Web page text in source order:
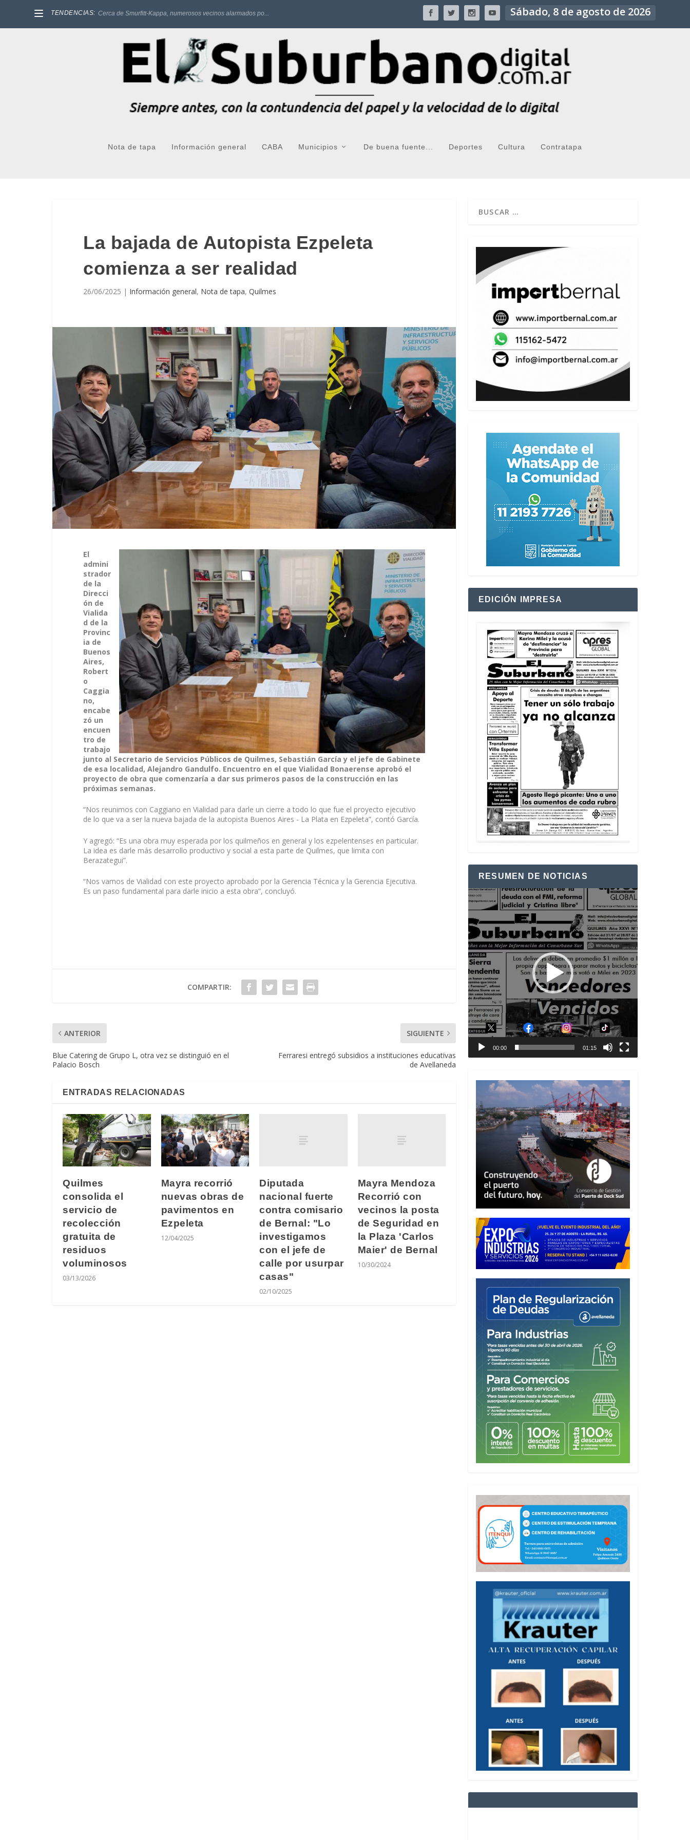
TENDENCIAS: Cerca de Smurfitt-Kappa, numerosos vecinos alarmados po... Sábado, 8 de agosto de 2026
Nota de tapa Información general CABA Municipios De buena fuente... Deportes Cultura Contratapa
La bajada de Autopista Ezpeleta
comienza a ser realidad
26/06/2025 | Información general, Nota de tapa, Quilmes
El
admini
strador
de la
Direcci
ón de
Vialida
d de la
Provinc
ia de
Buenos
Aires,
Robert
o
Caggia
no,
encabe
zó un
encuen
tro de
trabajo
junto al Secretario de Servicios Públicos de Quilmes, Sebastián García y el jefe de Gabinete
de esa localidad, Alejandro Gandulfo. Encuentro en el que Vialidad Bonaerense aprobó el
proyecto de obra que comenzaría a dar sus primeros pasos de la construcción en las
próximas semanas.
“Nos reunimos con Caggiano en Vialidad para darle un cierre a todo lo que fue el proyecto ejecutivo
de lo que va a ser la nueva bajada de la autopista Buenos Aires - La Plata en Ezpeleta”, contó García.
Y agregó: “Es una obra muy esperada por los quilmeños en general y los ezpelentenses en particular.
La idea es darle más desarrollo productivo y social a esta parte de Quilmes, que limita con
Berazategui”.
“Nos vamos de Vialidad con este proyecto aprobado por la Gerencia Técnica y la Gerencia Ejecutiva.
Es un paso fundamental para darle inicio a esta obra”, concluyó.
COMPARTIR:
ANTERIOR
Blue Catering de Grupo L, otra vez se distinguió en el
Palacio Bosch
SIGUIENTE
Ferraresi entregó subsidios a instituciones educativas
de Avellaneda
ENTRADAS RELACIONADAS
Quilmes
consolida el
servicio de
recolección
gratuita de
residuos
voluminosos
03/13/2026
Mayra recorrió
nuevas obras de
pavimentos en
Ezpeleta
12/04/2025
Diputada
nacional fuerte
contra comisario
de Bernal: "Lo
investigamos
con el jefe de
calle por usurpar
casas"
02/10/2025
Mayra Mendoza
Recorrió con
vecinos la posta
de Seguridad en
la Plaza 'Carlos
Maier' de Bernal
10/30/2024
EDICIÓN IMPRESA
RESUMEN DE NOTICIAS
Reproductor
de
vídeo
00:00 01:15